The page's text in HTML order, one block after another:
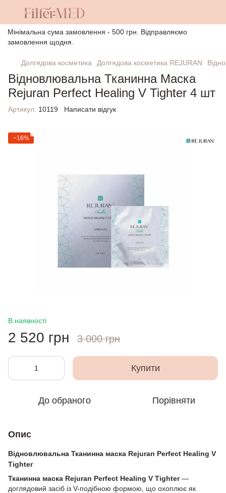
Мінімальна сума замовлення - 500 грн. Відправляємо
замовлення щодня.
Долгядова косметика Долгядова косметика REJURAN
Відновлювальна Тканинна Маска
Rejuran Perfect Healing V Tighter 4 шт
Артикул: 10119 Написати відгук
−16%
В наявності
2 520 грн 3 000 грн
Купити
До обраного Порівняти
Опис
Відновлювальна Тканинна маска Rejuran Perfect Healing V
Tighter
Тканинна маска Rejuran Perfect Healing V Tighter—
доглядовий засіб із V-подібною формою, що охоплює як